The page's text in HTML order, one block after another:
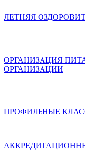
ЛЕТНЯЯ
ОРГАНИЗАЦИЯ
ОРГАНИЗАЦИИ
ПРОФИЛЬНЫЕ